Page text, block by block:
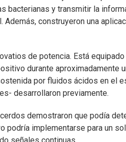
bacterianas y transmitir la
Además, construyeron una
de potencia. Está
durante aproximadamente
por fluidos ácidos en el
desarrollaron previamente.
demostraron que podía
implementarse para un